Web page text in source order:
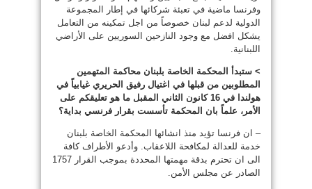
وفرنسا ماضية في تعبئة شركائها في إطار المجموعة
الدولية لدعم لبنان خصوصاً من اجل تمكينه من التعامل
يشكل افضل مع وجود النازحين السوريين على الأراضي
اللبنانية.
> ستبدأ المحكمة الخاصة بلبنان محاكمة المتهمين
المطلوبين من قبلها في اغتيال رفيق الحريري غيابياً في
هولندا في 16 كانون الثاني المقبل ما هو تعليقكم على
الأمر، علماً بان المحكمة تأسست بقرار فرنسي بداية؟
– ان فرنسا تؤيد منذ انشائها المحكمة الخاصة بلبنان
خدمة للعدالة لمكافحة اللاعقاب. وأدعو الأطراف كافة
الى ان تحترم بدقة مهمتها المحددة بموجب القرار 1757
الصادر عن مجلس الأمن.